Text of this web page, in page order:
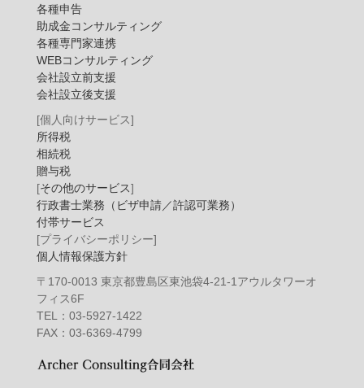
各種申告
助成金コンサルティング
各種専門家連携
WEBコンサルティング
会社設立前支援
会社設立後支援
[個人向けサービス]
所得税
相続税
贈与税
[その他のサービス]
行政書士業務（ビザ申請／許認可業務）
付帯サービス
[プライバシーポリシー]
個人情報保護方針
〒170-0013 東京都豊島区東池袋4-21-1アウルタワーオ
フィス6F
TEL：03-5927-1422
FAX：03-6369-4799